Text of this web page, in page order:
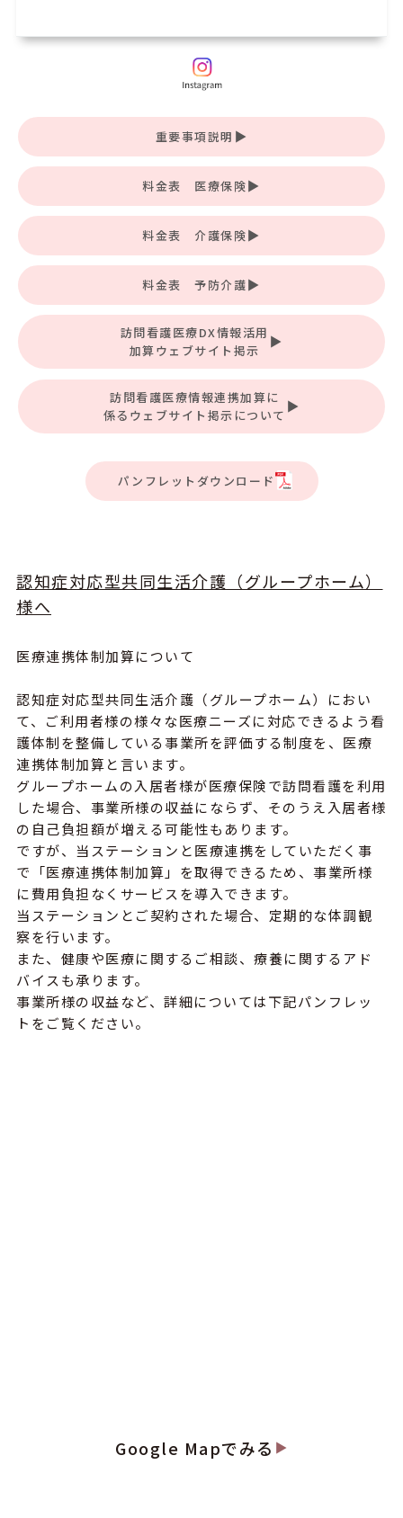
重要事項説明
料金表 医療保険
料金表 介護保険
料金表 予防介護
訪問看護医療DX情報活用
加算ウェブサイト掲示
訪問看護医療情報連携加算に
係るウェブサイト掲示について
パンフレットダウンロード
認知症対応型共同生活介護（グループホーム）
様へ
医療連携体制加算について
認知症対応型共同生活介護（グループホーム）におい
て、ご利用者様の様々な医療ニーズに対応できるよう看
護体制を整備している事業所を評価する制度を、医療
連携体制加算と言います。
グループホームの入居者様が医療保険で訪問看護を利用
した場合、事業所様の収益にならず、そのうえ入居者様
の自己負担額が増える可能性もあります。
ですが、当ステーションと医療連携をしていただく事
で「医療連携体制加算」を取得できるため、事業所様
に費用負担なくサービスを導入できます。
当ステーションとご契約された場合、定期的な体調観
察を行います。
また、健康や医療に関するご相談、療養に関するアド
バイスも承ります。
事業所様の収益など、詳細については下記パンフレッ
トをご覧ください。
Google Mapでみる